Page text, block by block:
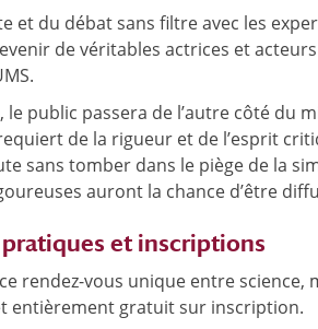
et du débat sans filtre avec les
de véritables actrices et
le public passera de l’autre côté
de la rigueur et de l’esprit
sans tomber dans le piège de la
auront la chance d’être
et inscriptions
rendez-vous unique entre
entièrement gratuit sur inscription.